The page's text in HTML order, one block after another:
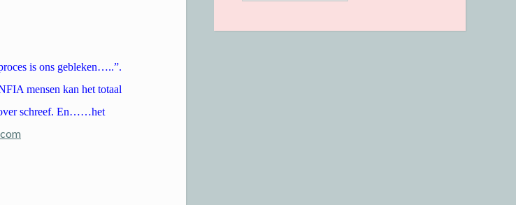
is ons gebleken…..”.
mensen kan het totaal
over schreef. En……het